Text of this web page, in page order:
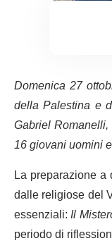
Domenica 27
della Palestina e
Gabriel
16 giovani uomini
La preparazione
dalle religiose del
essenziali:Il
periodo di